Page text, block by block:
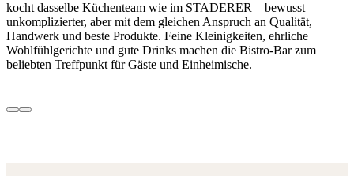
kocht dasselbe Küchenteam wie im STADERER – bewusst
unkomplizierter, aber mit dem gleichen Anspruch an Qualität,
Handwerk und beste Produkte. Feine Kleinigkeiten, ehrliche
Wohlfühlgerichte und gute Drinks machen die Bistro-Bar zum
beliebten Treffpunkt für Gäste und Einheimische.